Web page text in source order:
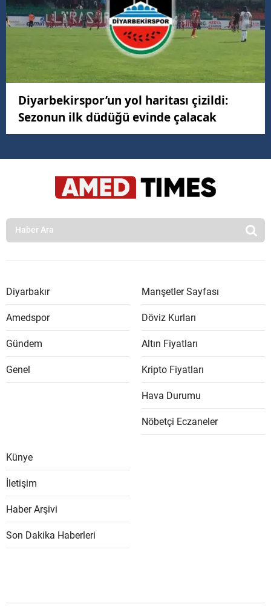
Diyarbekirspor’un yol haritası çizildi:
Sezonun ilk düdüğü evinde çalacak
Diyarbakır
Amedspor
Gündem
Genel
Manşetler Sayfası
Döviz Kurları
Altın Fiyatları
Kripto Fiyatları
Hava Durumu
Nöbetçi Eczaneler
Künye
İletişim
Haber Arşivi
Son Dakika Haberleri